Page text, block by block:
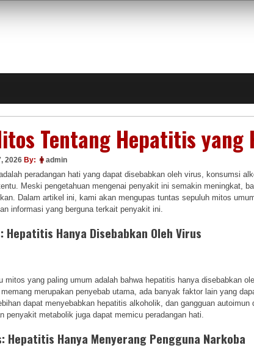
Tentang Hepatitis yang
2026 By: admin
peradangan hati yang dapat disebabkan oleh virus, konsumsi
Meski pengetahuan mengenai penyakit ini semakin meningkat,
Dalam artikel ini, kami akan mengupas tuntas sepuluh mitos
informasi yang berguna terkait penyakit ini.
Hepatitis Hanya Disebabkan Oleh Virus
mitos yang paling umum adalah bahwa hepatitis hanya disebabkan
merupakan penyebab utama, ada banyak faktor lain yang
dapat menyebabkan hepatitis alkoholik, dan gangguan
penyakit metabolik juga dapat memicu peradangan hati.
Hepatitis Hanya Menyerang Pengguna Narkoba